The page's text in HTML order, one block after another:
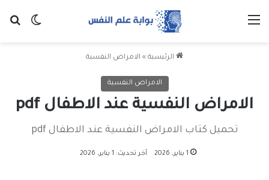
الرئيسية » الامراض النفسية
الامراض النفسية
الامراض النفسية عند الاطفال pdf
تحميل كتاب الامراض النفسية عند الاطفال pdf
1 يناير، 2026 آخر تحديث: 1 يناير، 2026